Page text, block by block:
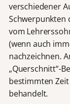
verschiedener
Schwerpunkten
vom
(wenn auch
nachzeichnen.
„Querschnitt“-
bestimmten
behandelt.